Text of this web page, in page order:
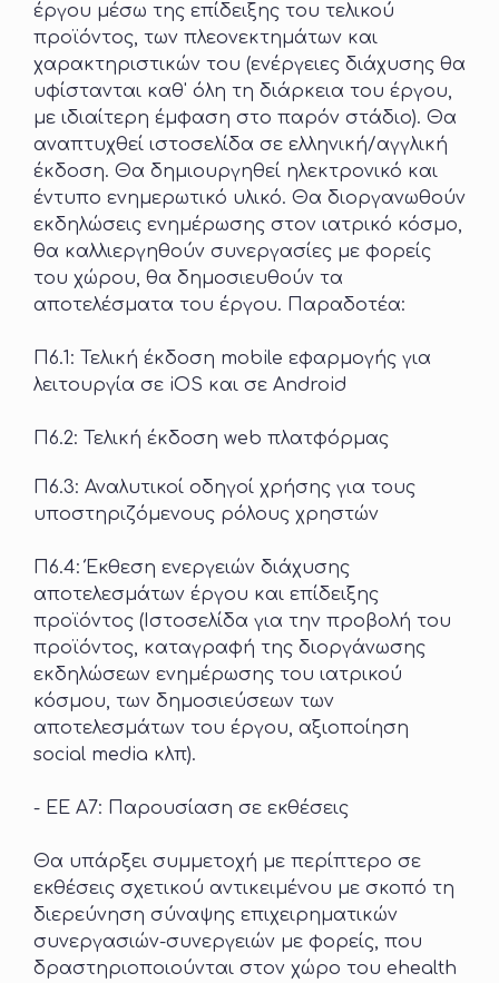
έργου μέσω της επίδειξης του τελικού
προϊόντος, των πλεονεκτημάτων και
χαρακτηριστικών του (ενέργειες διάχυσης θα
υφίστανται καθ' όλη τη διάρκεια του έργου,
με ιδιαίτερη έμφαση στο παρόν στάδιο). Θα
αναπτυχθεί ιστοσελίδα σε ελληνική/αγγλική
έκδοση. Θα δημιουργηθεί ηλεκτρονικό και
έντυπο ενημερωτικό υλικό. Θα διοργανωθούν
εκδηλώσεις ενημέρωσης στον ιατρικό κόσμο,
θα καλλιεργηθούν συνεργασίες με φορείς
του χώρου, θα δημοσιευθούν τα
αποτελέσματα του έργου. Παραδοτέα:
Π6.1: Τελική έκδοση mobile εφαρμογής για
λειτουργία σε iOS και σε Android
Π6.2: Τελική έκδοση web πλατφόρμας
Π6.3: Αναλυτικοί οδηγοί χρήσης για τους
υποστηριζόμενους ρόλους χρηστών
Π6.4: Έκθεση ενεργειών διάχυσης
αποτελεσμάτων έργου και επίδειξης
προϊόντος (Ιστοσελίδα για την προβολή του
προϊόντος, καταγραφή της διοργάνωσης
εκδηλώσεων ενημέρωσης του ιατρικού
κόσμου, των δημοσιεύσεων των
αποτελεσμάτων του έργου, αξιοποίηση
social media κλπ).
- ΕΕ Α7: Παρουσίαση σε εκθέσεις
Θα υπάρξει συμμετοχή με περίπτερο σε
εκθέσεις σχετικού αντικειμένου με σκοπό τη
διερεύνηση σύναψης επιχειρηματικών
συνεργασιών-συνεργειών με φορείς, που
δραστηριοποιούνται στον χώρο του ehealth